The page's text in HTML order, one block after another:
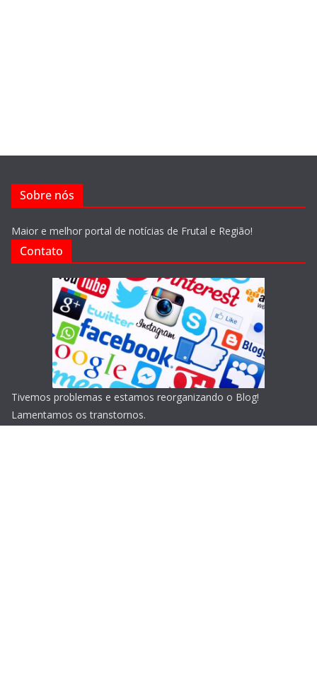
Sobre nós
Maior e melhor portal de notícias de Frutal e Região!
Contato
Tivemos problemas e estamos reorganizando o Blog!
Lamentamos os transtornos.